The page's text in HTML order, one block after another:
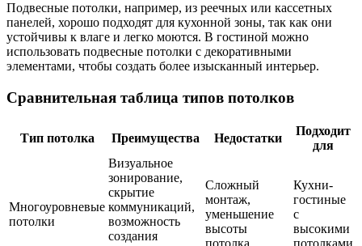
Подвесные потолки, например, из реечных или кассетных
панелей, хорошо подходят для кухонной зоны, так как они
устойчивы к влаге и легко моются. В гостиной можно
использовать подвесные потолки с декоративными
элементами, чтобы создать более изысканный интерьер.
Сравнительная таблица типов потолков
Тип потолка Преимущества Недостатки
Подходит
для
Многоуровневые
потолки
Визуальное
зонирование,
скрытие
коммуникаций,
возможность
создания
Сложный
монтаж,
уменьшение
высоты
Кухни-
гостиные
с
высокими